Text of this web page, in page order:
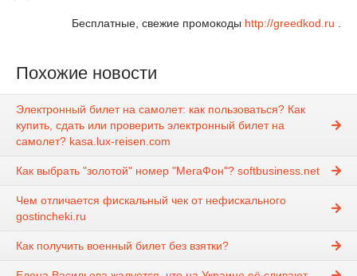
Бесплатные, свежие промокоды http://greedkod.ru
Похожие новости
Электронный билет на самолет: как пользоваться? Как
купить, сдать или проверить электронный билет на
самолет? kasa.lux-reisen.com
Как выбрать "золотой" номер "МегаФон"? softbusiness.net
Чем отличается фискальный чек от нефискального
gostincheki.ru
Как получить военный билет без взятки?